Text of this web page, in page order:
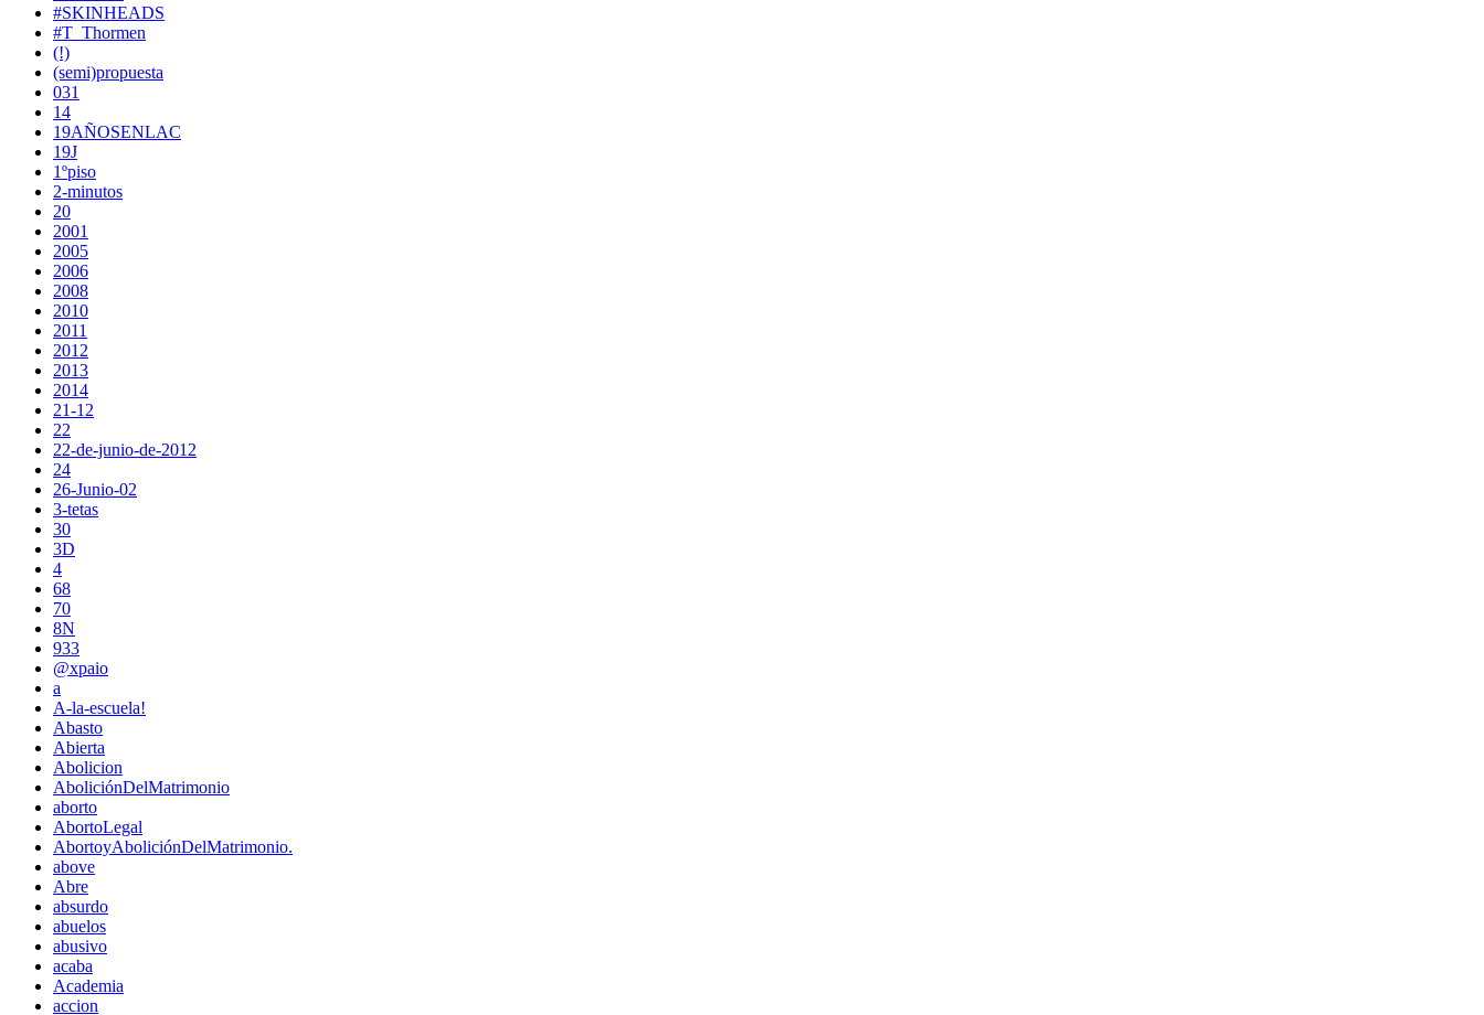
#SKINHEADS
#T_Thormen
(!)
(semi)propuesta
031
14
19AÑOSENLAC
19J
1ºpiso
2-minutos
20
2001
2005
2006
2008
2010
2011
2012
2013
2014
21-12
22
22-de-junio-de-2012
24
26-Junio-02
3-tetas
30
3D
4
68
70
8N
933
@xpaio
a
A-la-escuela!
Abasto
Abierta
Abolicion
AboliciónDelMatrimonio
aborto
AbortoLegal
AbortoyAboliciónDelMatrimonio.
above
Abre
absurdo
abuelos
abusivo
acaba
Academia
accion